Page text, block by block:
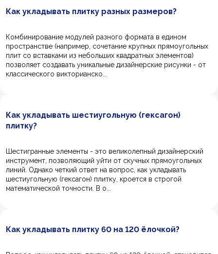
Как укладывать плитку разных размеров?
Комбинирование модулей разного формата в едином
пространстве (например, сочетание крупных прямоугольных
плит со вставками из небольших квадратных элементов)
позволяет создавать уникальные дизайнерские рисунки - от
классического викторианско...
Как укладывать шестиугольную (гексагон)
плитку?
Шестигранные элементы - это великолепный дизайнерский
инструмент, позволяющий уйти от скучных прямоугольных
линий. Однако четкий ответ на вопрос, как укладывать
шестиугольную (гексагон) плитку, кроется в строгой
математической точности. В о...
Как укладывать плитку 60 на 120 ёлочкой?